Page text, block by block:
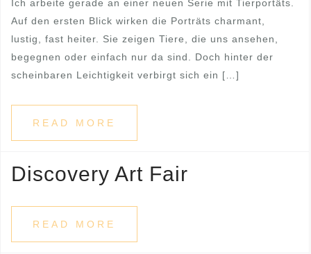
Ich arbeite gerade an einer neuen Serie mit Tierportäts.
Auf den ersten Blick wirken die Porträts charmant,
lustig, fast heiter. Sie zeigen Tiere, die uns ansehen,
begegnen oder einfach nur da sind. Doch hinter der
scheinbaren Leichtigkeit verbirgt sich ein […]
READ MORE
Discovery Art Fair
READ MORE